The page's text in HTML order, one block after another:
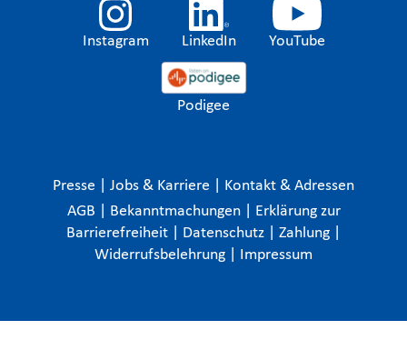
Instagram LinkedIn YouTube
Podigee
Presse Jobs & Karriere
Kontakt & Adressen
AGB
Bekanntmachungen
Erklärung zur
Barrierefreiheit
Datenschutz Zahlung
Widerrufsbelehrung
Impressum